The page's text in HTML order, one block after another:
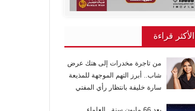
الأكثر قراءة
من تاجرة مخدرات إلى هتك عرض
شاب.. أبرز التهم الموجهة للمذيعة
سارة خليفة بانتظار رأي المفتي